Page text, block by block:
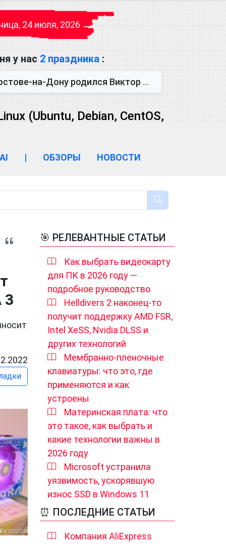
24 июля, 2026
у нас 2 праздника :
Виктор Михайлович Глушков. Под руководством Виктора Михайло...
(Ubuntu, Debian, CentOS,
AI | ОБЗОРЫ НОВОСТИ
3
🎯 РЕЛЕВАНТНЫЕ СТАТЬИ
Как выбрать видеокарту
для ПК в 2026 году —
подробное руководство
Helldivers 2 наконец-то
получит поддержку AMD FSR,
Intel XeSS, Nvidia DLSS и
других технологий
Мембранно-пленочные
клавиатуры: что это, где
применяются и как
устроены
Материнская плата: что
это такое, как выбрать и
какие технологии важны в
2026 году
Microsoft устранила
уязвимость, ускорявшую
износ SSD в Windows 11
⏰ ПОСЛЕДНИЕ СТАТЬИ
Компания AliExpress